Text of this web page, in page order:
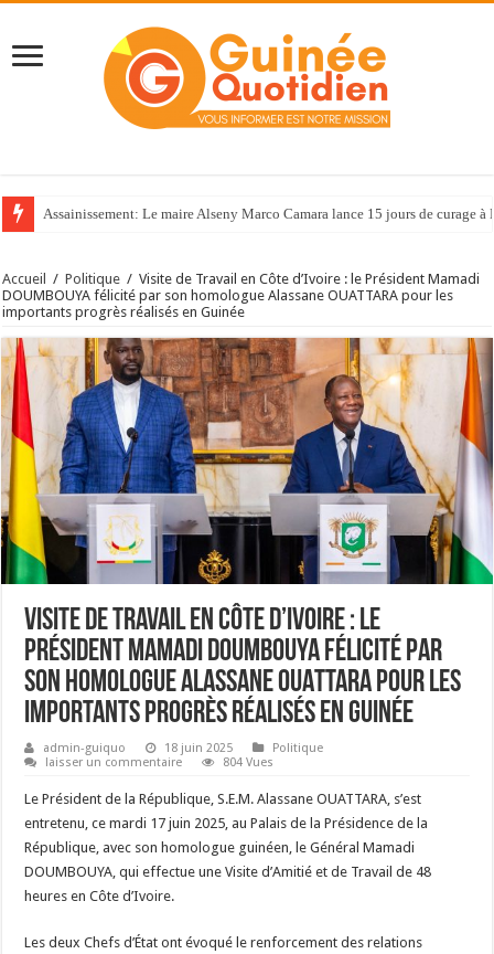
Assainissement: Le maire Alseny Marco Camara lance 15 jours de curage à
Accueil / Politique / Visite de Travail en Côte d’Ivoire : le Président Mamadi
DOUMBOUYA félicité par son homologue Alassane OUATTARA pour les
importants progrès réalisés en Guinée
Visite de Travail en Côte d’Ivoire : le
Président Mamadi DOUMBOUYA félicité par
son homologue Alassane OUATTARA pour les
importants progrès réalisés en Guinée
admin-guiquo 18 juin 2025
Politique
laisser un commentaire
804 Vues
Le Président de la République, S.E.M. Alassane OUATTARA, s’est
entretenu, ce mardi 17 juin 2025, au Palais de la Présidence de la
République, avec son homologue guinéen, le Général Mamadi
DOUMBOUYA, qui effectue une Visite d’Amitié et de Travail de 48
heures en Côte d’Ivoire.
Les deux Chefs d’État ont évoqué le renforcement des relations